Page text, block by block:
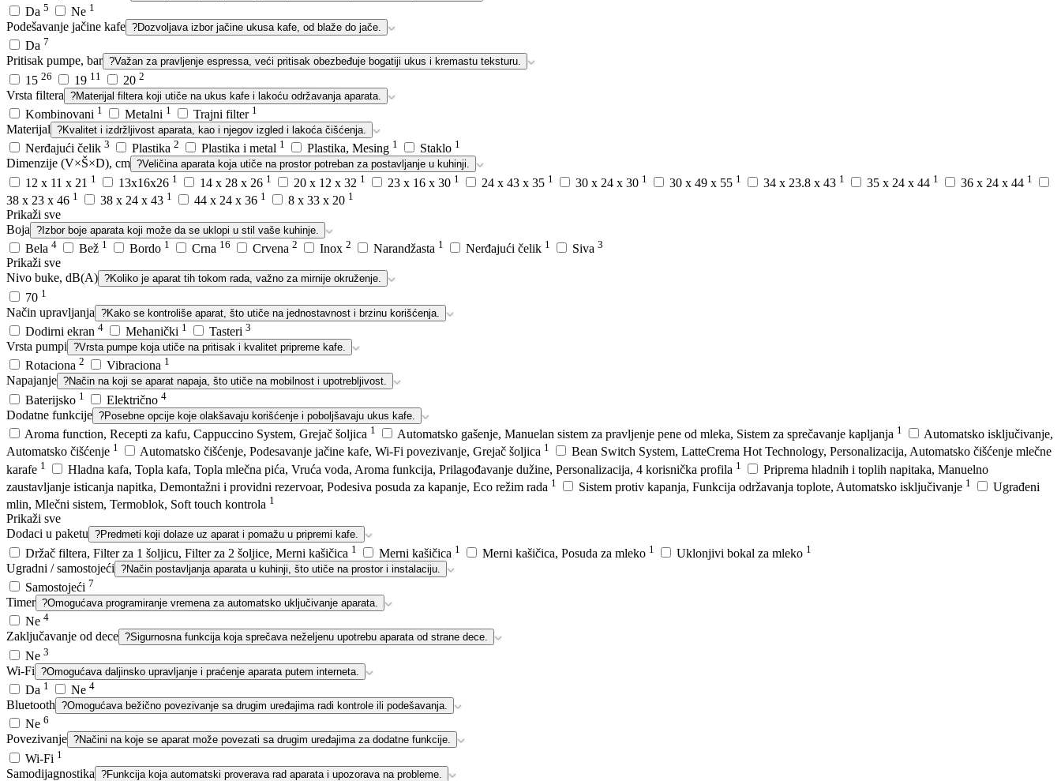
Da 5 Ne 1
Podešavanje jačine kafe ?Dozvoljava izbor jačine ukusa kafe, od blaže do jače.
Da 7
Pritisak pumpe, bar ?Važan za pravljenje espressa, veći pritisak obezbeđuje bogatiji ukus i kremastu teksturu.
15 26 19 11 20 2
Vrsta filtera ?Materijal filtera koji utiče na ukus kafe i lakoću održavanja aparata.
Kombinovani 1 Metalni 1 Trajni filter 1
Materijal ?Kvalitet i izdržljivost aparata, kao i njegov izgled i lakoća čišćenja.
Nerđajući čelik 3 Plastika 2 Plastika i metal 1 Plastika, Mesing 1 Staklo 1
Dimenzije (V×Š×D), cm ?Veličina aparata koja utiče na prostor potreban za postavljanje u kuhinji.
12 x 11 x 21 1 13x16x26 1 14 x 28 x 26 1 20 x 12 x 32 1 23 x 16 x 30 1 24 x 43 x 35 1 30 x 24 x 30 1 30 x 49 x 55 1 34 x 23.8 x 43 1 35 x 24 x 44 1 36 x 24 x 44 1
38 x 23 x 46 1 38 x 24 x 43 1 44 x 24 x 36 1 8 x 33 x 20 1
Prikaži sve
Boja ? Izbor boje aparata koji može da se uklopi u stil vaše kuhinje.
Bela 4 Bež 1 Bordo 1 Crna 16 Crvena 2 Inox 2 Narandžasta 1 Nerđajući čelik 1 Siva 3
Prikaži sve
Nivo buke, dB(A) ?Koliko je aparat tih tokom rada, važno za mirnije okruženje.
70 1
Način upravljanja ?Kako se kontroliše aparat, što utiče na jednostavnost i brzinu korišćenja.
Dodirni ekran 4 Mehanički 1 Tasteri 3
Vrsta pumpi ?Vrsta pumpe koja utiče na pritisak i kvalitet pripreme kafe.
Rotaciona 2 Vibraciona 1
Napajanje ?Način na koji se aparat napaja, što utiče na mobilnost i upotrebljivost.
Baterijsko 1 Električno 4
Dodatne funkcije ?Posebne opcije koje olakšavaju korišćenje i poboljšavaju ukus kafe.
Aroma function, Recepti za kafu, Cappuccino System, Grejač šoljica 1 Automatsko gašenje, Manuelan sistem za pravljenje pene od mleka, Sistem za sprečavanje kapljanja 1
Automatsko isključivanje,
Automatsko čišćenje 1 Automatsko čišćenje, Podesavanje jačine kafe, Wi-Fi povezivanje, Grejač šoljica 1
Bean Switch System, LatteCrema Hot Technology, Personalizacija, Automatsko čišćenje mlečne
karafe 1 Hladna kafa, Topla kafa, Topla mlečna pića, Vruća voda, Aroma funkcija, Prilagođavanje dužine, Personalizacija, 4 korisnička profila 1
Priprema hladnih i toplih napitaka, Manuelno
zaustavljanje isticanja napitka, Demontažni i providni rezervoar, Podesiva posuda za kapanje, Eco režim rada 1 Sistem protiv kapanja, Funkcija održavanja toplote, Automatsko isključivanje 1
Ugrađeni
mlin, Mlečni sistem, Termoblok, Soft touch kontrola 1
Prikaži sve
Dodaci u paketu ?Predmeti koji dolaze uz aparat i pomažu u pripremi kafe.
Držač filtera, Filter za 1 šoljicu, Filter za 2 šoljice, Merni kašičica 1 Merni kašičica 1 Merni kašičica, Posuda za mleko 1 Uklonjivi bokal za mleko 1
Ugradni / samostojeći ?Način postavljanja aparata u kuhinji, što utiče na prostor i instalaciju.
Samostojeći 7
Timer ?Omogućava programiranje vremena za automatsko uključivanje aparata.
Ne 4
Zaključavanje od dece ?Sigurnosna funkcija koja sprečava neželjenu upotrebu aparata od strane dece.
Ne 3
Wi-Fi ?Omogućava daljinsko upravljanje i praćenje aparata putem interneta.
Da 1 Ne 4
Bluetooth ?Omogućava bežično povezivanje sa drugim uređajima radi kontrole ili podešavanja.
Ne 6
Povezivanje ?Načini na koje se aparat može povezati sa drugim uređajima za dodatne funkcije.
Wi-Fi 1
Samodijagnostika ?Funkcija koja automatski proverava rad aparata i upozorava na probleme.